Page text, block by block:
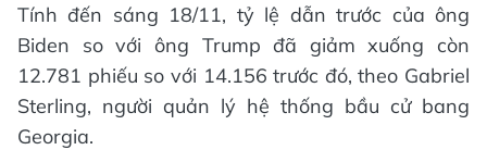
Tính đến sáng 18/11, tỷ lệ dẫn trước của ông
Biden so với ông Trump đã giảm xuống còn
12.781 phiếu so với 14.156 trước đó, theo Gabriel
Sterling, người quản lý hệ thống bầu cử bang
Georgia.